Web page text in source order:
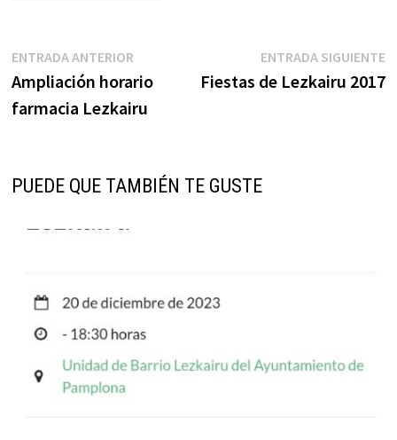
Navegación
de
ENTRADA ANTERIOREntrada
anterior:
Ampliación horario
farmacia Lezkairu
ENTRADA SIGUIENTE
Fiestas de Lezkairu 2017
PUEDE QUE TAMBIÉN TE GUSTE